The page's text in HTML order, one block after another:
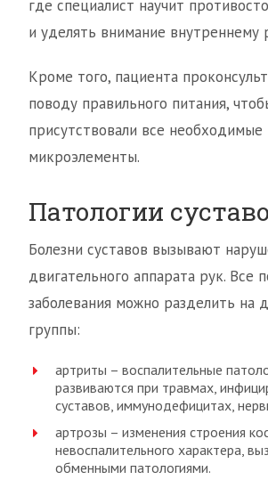
где специалист научит
и уделять внимание внутреннему
Кроме того, пациента
поводу правильного питания,
присутствовали все
микроэлементы.
Патологии
Болезни суставов вызывают
двигательного аппарата рук. Все
заболевания можно разделить на
группы:
артриты – воспалительные
развиваются при травмах,
суставов, иммунодефицитах,
артрозы – изменения строения
невоспалительного характера,
обменными патологиями.